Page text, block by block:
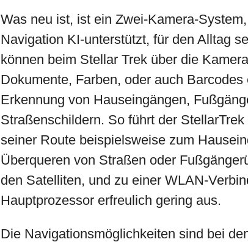
Was neu ist, ist ein Zwei-Kamera-
Navigation KI-unterstützt, für den Alltag
können beim Stellar Trek über die
Dokumente, Farben, oder auch
Erkennung von Hauseingängen,
Straßenschildern. So führt der
seiner Route beispielsweise zum
Überqueren von Straßen oder
den Satelliten, und zu einer WLAN-
Hauptprozessor erfreulich gering aus.
Die Navigationsmöglichkeiten sind bei